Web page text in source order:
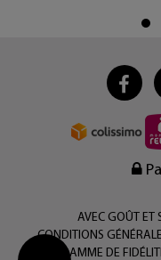
AVEC GOÛT ET
CONDITIONS
PROGRAMME DE